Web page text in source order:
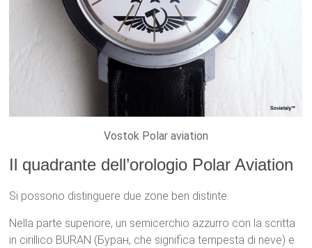
Vostok Polar aviation
Il quadrante dell’orologio Polar Aviation
Si possono distinguere due zone ben distinte.
Nella parte superiore, un semicerchio azzurro con la scritta
in cirillico BURAN (Буран, che significa tempesta di neve) e